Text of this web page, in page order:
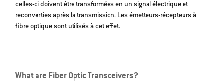
celles-ci doivent être transformées en un signal électrique et
reconverties après la transmission. Les émetteurs-récepteurs à
fibre optique sont utilisés à cet effet.
What are Fiber Optic Transceivers?